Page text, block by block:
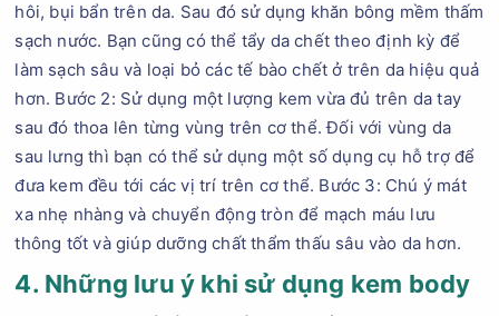
hôi, bụi bẩn trên da. Sau đó sử dụng khăn bông mềm thấm
sạch nước. Bạn cũng có thể tẩy da chết theo định kỳ để
làm sạch sâu và loại bỏ các tế bào chết ở trên da hiệu quả
hơn. Bước 2: Sử dụng một lượng kem vừa đủ trên da tay
sau đó thoa lên từng vùng trên cơ thể. Đối với vùng da
sau lưng thì bạn có thể sử dụng một số dụng cụ hỗ trợ để
đưa kem đều tới các vị trí trên cơ thể. Bước 3: Chú ý mát
xa nhẹ nhàng và chuyển động tròn để mạch máu lưu
thông tốt và giúp dưỡng chất thẩm thấu sâu vào da hơn.
4. Những lưu ý khi sử dụng kem body